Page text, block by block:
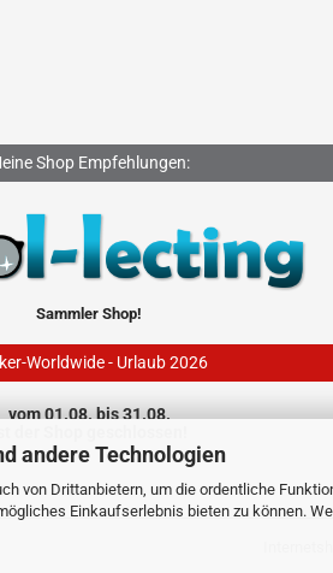
andere Technologien
von Drittanbietern, um die ordentliche
Einkaufserlebnis bieten zu können.
Shop Empfehlungen:
Sammler Shop!
Worldwide - Urlaub 2026
vom 01.08. bis 31.08.